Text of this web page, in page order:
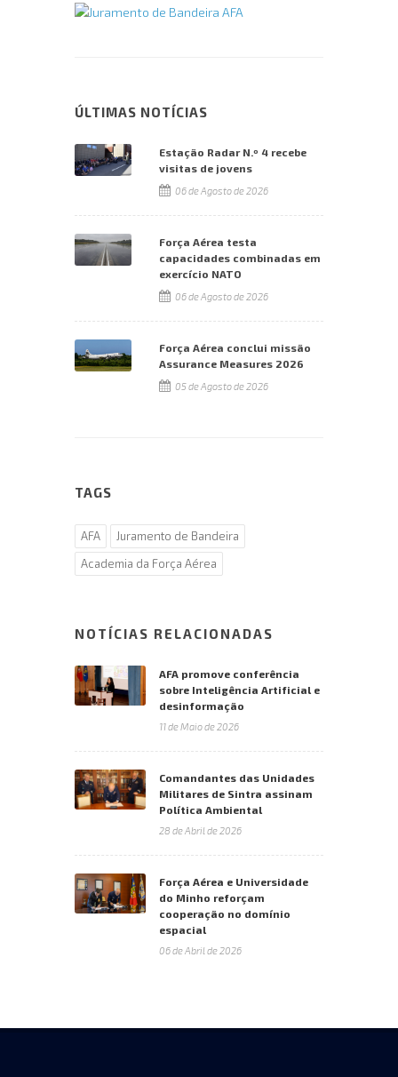
ÚLTIMAS NOTÍCIAS
Estação Radar N.º 4 recebe
visitas de jovens
06 de Agosto de 2026
Força Aérea testa
capacidades combinadas em
exercício NATO
06 de Agosto de 2026
Força Aérea conclui missão
Assurance Measures 2026
05 de Agosto de 2026
TAGS
AFA
Juramento de Bandeira
Academia da Força Aérea
NOTÍCIAS RELACIONADAS
AFA promove conferência
sobre Inteligência Artificial e
desinformação
11 de Maio de 2026
Comandantes das Unidades
Militares de Sintra assinam
Política Ambiental
28 de Abril de 2026
Força Aérea e Universidade
do Minho reforçam
cooperação no domínio
espacial
06 de Abril de 2026